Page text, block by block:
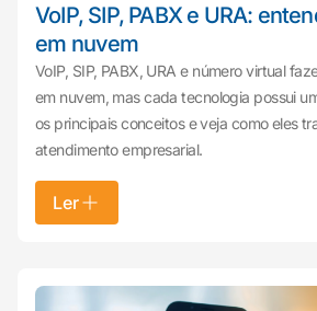
VoIP, SIP, PABX e URA:
em nuvem
VoIP, SIP, PABX, URA e número virtual
em nuvem, mas cada tecnologia possui
os principais conceitos e veja como eles
atendimento empresarial.
Ler